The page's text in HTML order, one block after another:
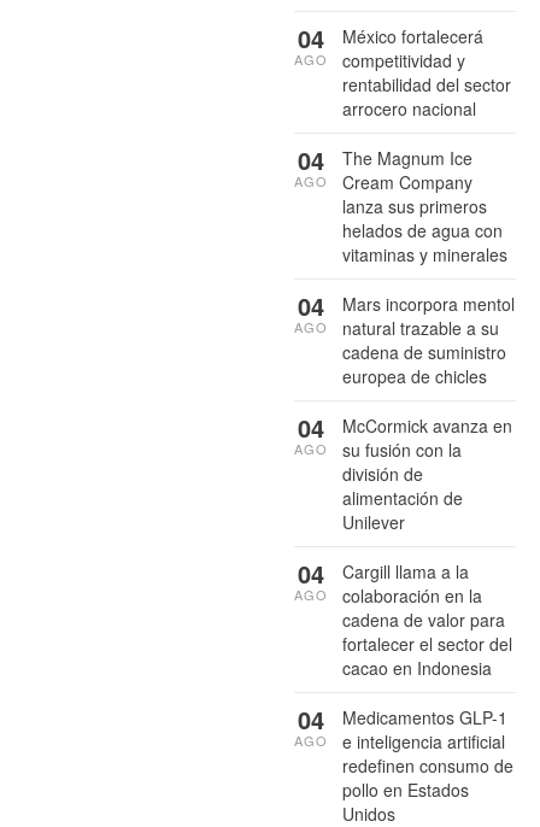
México fortalecerá
competitividad y
rentabilidad del sector
arrocero nacional
04
AGO
The Magnum Ice
Cream Company
lanza sus primeros
helados de agua con
vitaminas y minerales
04
AGO
Mars incorpora mentol
natural trazable a su
cadena de suministro
europea de chicles
04
AGO
McCormick avanza en
su fusión con la
división de
alimentación de
Unilever
04
AGO
Cargill llama a la
colaboración en la
cadena de valor para
fortalecer el sector del
cacao en Indonesia
04
AGO
Medicamentos GLP-1
e inteligencia artificial
redefinen consumo de
pollo en Estados
Unidos
04
AGO